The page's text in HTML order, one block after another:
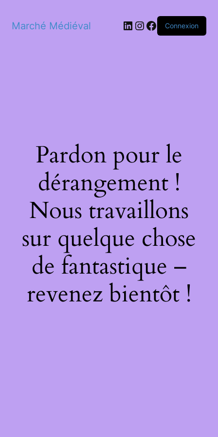
Marché Médiéval LinkedIn
Instagram
Facebook
Connexion
Pardon pour le
dérangement !
Nous travaillons
sur quelque chose
de fantastique –
revenez bientôt !